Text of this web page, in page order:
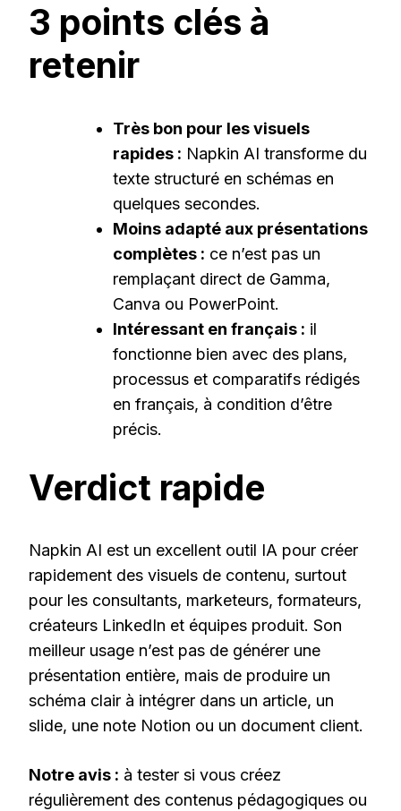
3 points clés à
retenir
Très bon pour les visuels
rapides : Napkin AI transforme du
texte structuré en schémas en
quelques secondes.
Moins adapté aux présentations
complètes : ce n’est pas un
remplaçant direct de Gamma,
Canva ou PowerPoint.
Intéressant en français : il
fonctionne bien avec des plans,
processus et comparatifs rédigés
en français, à condition d’être
précis.
Verdict rapide
Napkin AI est un excellent outil IA pour créer
rapidement des visuels de contenu, surtout
pour les consultants, marketeurs, formateurs,
créateurs LinkedIn et équipes produit. Son
meilleur usage n’est pas de générer une
présentation entière, mais de produire un
schéma clair à intégrer dans un article, un
slide, une note Notion ou un document client.
Notre avis : à tester si vous créez
régulièrement des contenus pédagogiques ou